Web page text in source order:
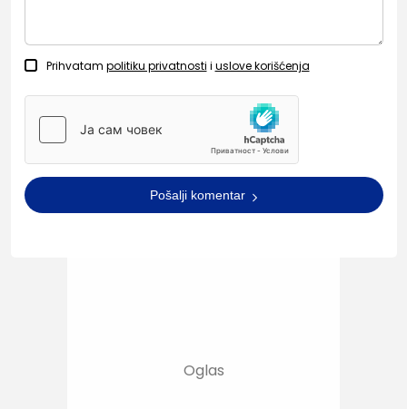
Prihvatam politiku privatnosti i uslove korišćenja
Pošalji komentar